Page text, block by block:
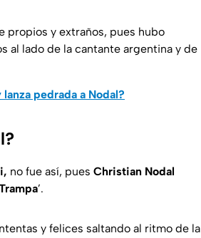
propios y extraños, pues hubo
al lado de la cantante argentina y de
pedrada a Nodal?
no fue así, pues Christian Nodal
’.
y felices saltando al ritmo de la